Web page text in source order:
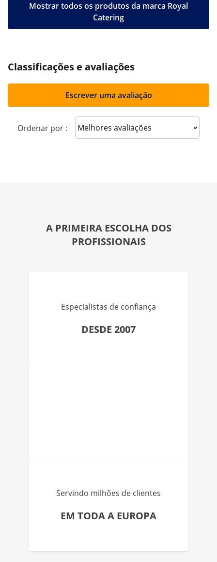
Mostrar todos os produtos da marca Royal
Catering
Classificações e avaliações
Escrever uma avaliação
Ordenar por : Sort reviews
A PRIMEIRA ESCOLHA DOS
PROFISSIONAIS
Especialistas de confiança
DESDE 2007
Servindo milhões de clientes
EM TODA A EUROPA